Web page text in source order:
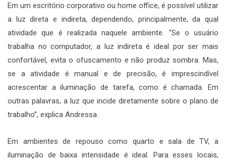
Em um escritório corporativo ou home office, é possível utilizar
a luz direta e indireta, dependendo, principalmente, da qual
atividade que é realizada naquele ambiente. “Se o usuário
trabalha no computador, a luz indireta é ideal por ser mais
confortável, evita o ofuscamento e não produz sombra. Mas,
se a atividade é manual e de precisão, é imprescindível
acrescentar a iluminação de tarefa, como é chamada. Em
outras palavras, a luz que incide diretamente sobre o plano de
trabalho”, explica Andressa.
Em ambientes de repouso como quarto e sala de TV, a
iluminação de baixa intensidade é ideal. Para esses locais,